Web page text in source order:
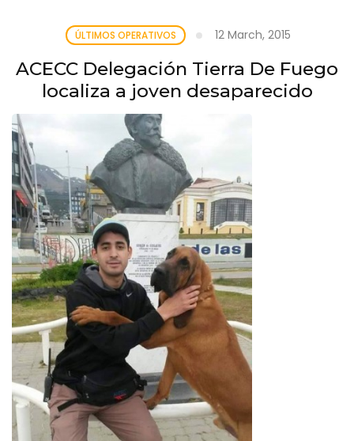
ÚLTIMOS OPERATIVOS 12 March, 2015
ACECC Delegación Tierra De Fuego
localiza a joven desaparecido